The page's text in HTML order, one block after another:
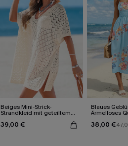
Beiges Mini-Strick-
Strandkleid mit geteiltem
39,00 €
Blaues
Ärmelloses
38,00 €